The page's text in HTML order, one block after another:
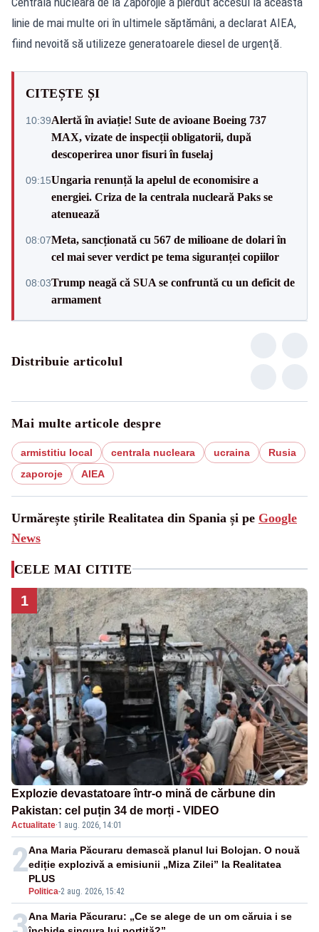
linie de mai multe ori în ultimele săptămâni, a declarat AIEA,
fiind nevoită să utilizeze generatoarele diesel de urgenţă.
CITEȘTE ȘI
10:39Alertă în aviație! Sute de avioane Boeing 737
MAX, vizate de inspecții obligatorii, după
descoperirea unor fisuri în fuselaj
09:15Ungaria renunță la apelul de economisire a
energiei. Criza de la centrala nucleară Paks se
atenuează
08:07Meta, sancționată cu 567 de milioane de dolari în
cel mai sever verdict pe tema siguranței copiilor
08:03Trump neagă că SUA se confruntă cu un deficit de
armament
Distribuie articolul
Mai multe articole despre
armistitiu local centrala nucleara ucraina
Rusia
zaporoje
AIEA
Urmărește știrile Realitatea din Spania și pe Google
News
CELE MAI CITITE
1
Explozie devastatoare într-o mină de cărbune din
Pakistan: cel puțin 34 de morți - VIDEO
Actualitate·1 aug. 2026, 14:01
2
Politica-2 aug. 2026, 15:42
Ana Maria Păcuraru demască planul lui Bolojan. O nouă
ediție explozivă a emisiunii „Miza Zilei” la Realitatea
PLUS
Ana Maria Păcuraru: „Ce se alege de un om căruia i se